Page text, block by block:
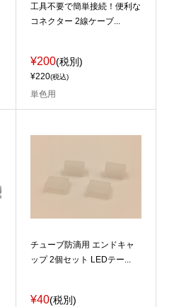
工具不要で簡単接続！便利な
コネクター 2線ケーブ...
¥200(税別)
¥220(税込)
単色用
チューブ防滴用 エンドキャ
ップ 2個セット LEDテー...
¥40(税別)